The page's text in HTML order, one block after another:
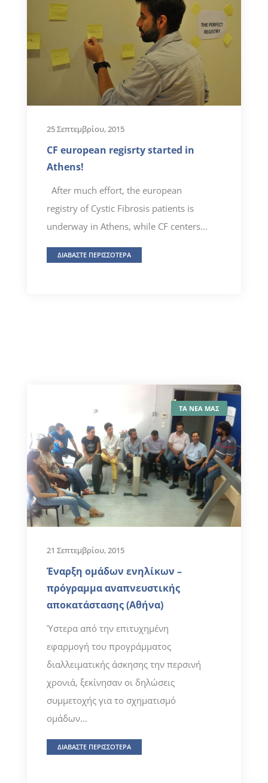
25 Σεπτεμβρίου, 2015
CF european regisrty started in
Athens!
After much effort, the european
registry of Cystic Fibrosis patients is
underway in Athens, while CF centers...
ΔΙΑΒΑΣΤΕ ΠΕΡΙΣΣΟΤΕΡΑ
ΤΑ ΝΕΑ ΜΑΣ
21 Σεπτεμβρίου, 2015
Έναρξη ομάδων ενηλίκων –
πρόγραμμα αναπνευστικής
αποκατάστασης (Αθήνα)
Ύστερα από την επιτυχημένη
εφαρμογή του προγράμματος
διαλλειματικής άσκησης την περσινή
χρονιά, ξεκίνησαν οι δηλώσεις
συμμετοχής για το σχηματισμό
ομάδων...
ΔΙΑΒΑΣΤΕ ΠΕΡΙΣΣΟΤΕΡΑ